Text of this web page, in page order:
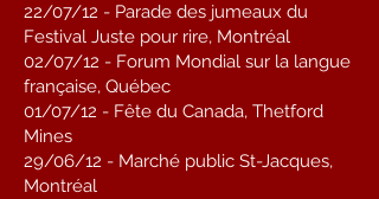
22/07/12 - Parade des jumeaux du
Festival Juste pour rire, Montréal
02/07/12 - Forum Mondial sur la langue
française, Québec
01/07/12 - Fête du Canada, Thetford
Mines
29/06/12 - Marché public St-Jacques,
Montréal